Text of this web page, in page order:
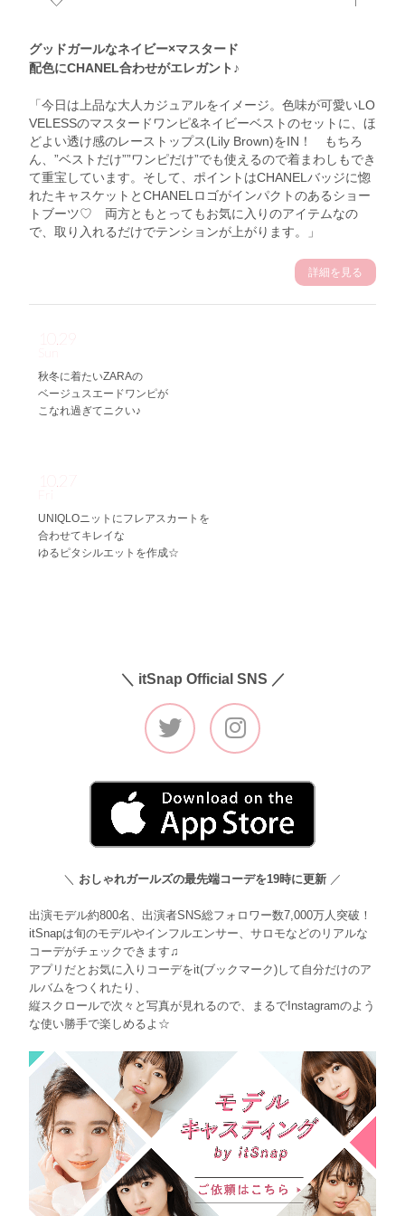
グッドガールなネイビー×マスタード
配色にCHANEL合わせがエレガント♪
「今日は上品な大人カジュアルをイメージ。色味が可愛いLO
VELESSのマスタードワンピ&ネイビーベストのセットに、ほ
どよい透け感のレーストップス(Lily Brown)をIN！ もちろ
ん、”ベストだけ””ワンピだけ”でも使えるので着まわしもでき
て重宝しています。そして、ポイントはCHANELバッジに惚
れたキャスケットとCHANELロゴがインパクトのあるショー
トブーツ♡ 両方ともとってもお気に入りのアイテムなの
で、取り入れるだけでテンションが上がります。」
詳細を見る
秋冬に着たいZARAの
ベージュスエードワンピが
こなれ過ぎてニクい♪
Fri
UNIQLOニットにフレアスカートを
合わせてキレイな
ゆるピタシルエットを作成☆
＼ itSnap Official SNS ／
＼ おしゃれガールズの最先端コーデを19時に更新 ／
出演モデル約800名、出演者SNS総フォロワー数7,000万人突破！
itSnapは旬のモデルやインフルエンサー、サロモなどのリアルな
コーデがチェックできます♫
アプリだとお気に入りコーデをit(ブックマーク)して自分だけのア
ルバムをつくれたり、
縦スクロールで次々と写真が見れるので、まるでInstagramのよう
な使い勝手で楽しめるよ☆